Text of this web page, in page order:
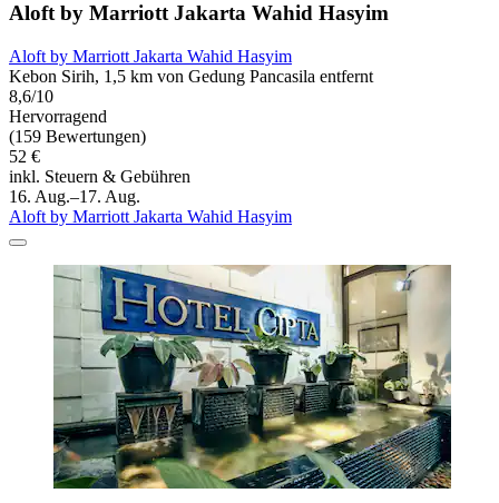
Aloft by Marriott Jakarta Wahid Hasyim
Aloft by Marriott Jakarta Wahid Hasyim
Kebon Sirih, 1,5 km von Gedung Pancasila entfernt
8,6/10
Hervorragend
(159 Bewertungen)
52 €
inkl. Steuern & Gebühren
16. Aug.–17. Aug.
Aloft by Marriott Jakarta Wahid Hasyim